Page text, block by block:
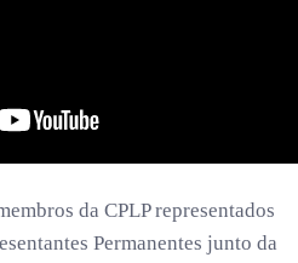
da CPLP representados
Permanentes junto da